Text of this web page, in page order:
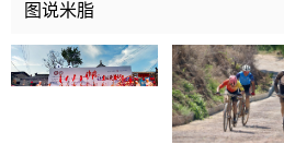
图说米脂